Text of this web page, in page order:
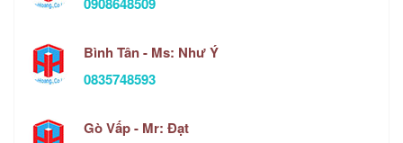
Bình Tân - Ms: Như Ý
0835748593
Gò Vấp - Mr: Đạt